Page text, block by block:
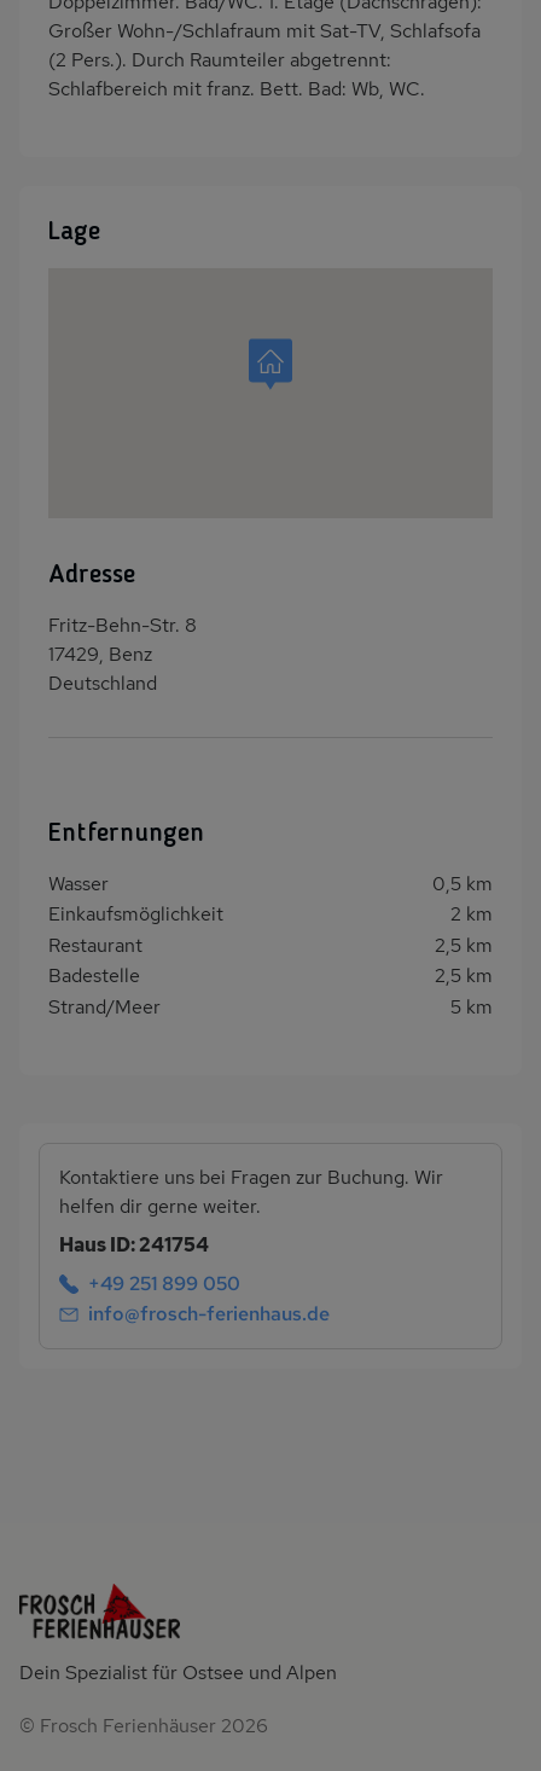
Großer Wohn-/Schlafraum mit Sat-TV, Schlafsofa
(2 Pers.). Durch Raumteiler abgetrennt:
Schlafbereich mit franz. Bett. Bad: Wb, WC.
Lage
Adresse
Fritz-Behn-Str. 8
17429, Benz
Deutschland
Entfernungen
Wasser
0,5 km
Einkaufsmöglichkeit
2 km
Restaurant
2,5 km
Badestelle
2,5 km
Strand/Meer
5 km
Kontaktiere uns bei Fragen zur Buchung. Wir
helfen dir gerne weiter.
Haus ID: 241754
+49 251 899 050
info@frosch-ferienhaus.de
Dein Spezialist für Ostsee und Alpen
© Frosch Ferienhäuser 2026